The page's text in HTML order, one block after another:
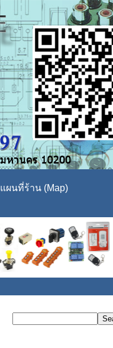
แผนที่ร้าน (Map)